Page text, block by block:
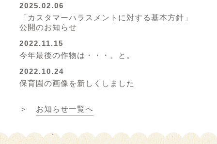
2025.02.06
「カスタマーハラスメントに対する基本方針」
公開のお知らせ
2022.11.15
今年最後の作物は・・・。と。
2022.10.24
保育園の画像を新しくしました
＞ お知らせ一覧へ